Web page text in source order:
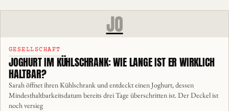
JO
GESELLSCHAFT
JOGHURT IM KÜHLSCHRANK: WIE LANGE IST ER WIRKLICH
HALTBAR?
Sarah öffnet ihren Kühlschrank und entdeckt einen Joghurt, dessen
Mindesthaltbarkeitsdatum bereits drei Tage überschritten ist. Der Deckel ist
noch versieg